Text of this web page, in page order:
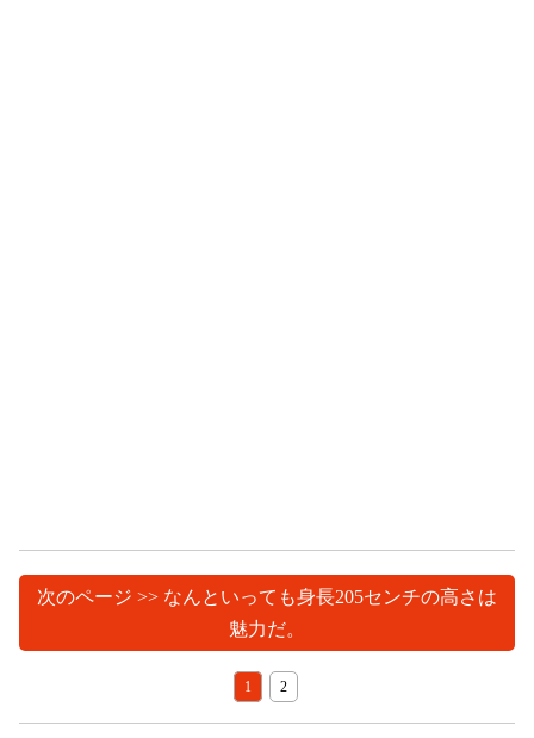
次のページ >> なんといっても身長205センチの高さは
魅力だ。
1 2